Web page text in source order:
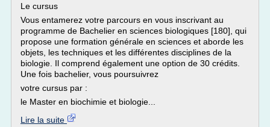
Le cursus
Vous entamerez votre parcours en vous inscrivant au
programme de Bachelier en sciences biologiques [180], qui
propose une formation générale en sciences et aborde les
objets, les techniques et les différentes disciplines de la
biologie. Il comprend également une option de 30 crédits.
Une fois bachelier, vous poursuivrez
votre cursus par :
le Master en biochimie et biologie...
Lire la suite